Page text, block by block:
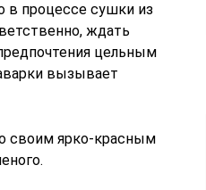
в процессе сушки из
ждать
цельным
вызывает
своим ярко-красным